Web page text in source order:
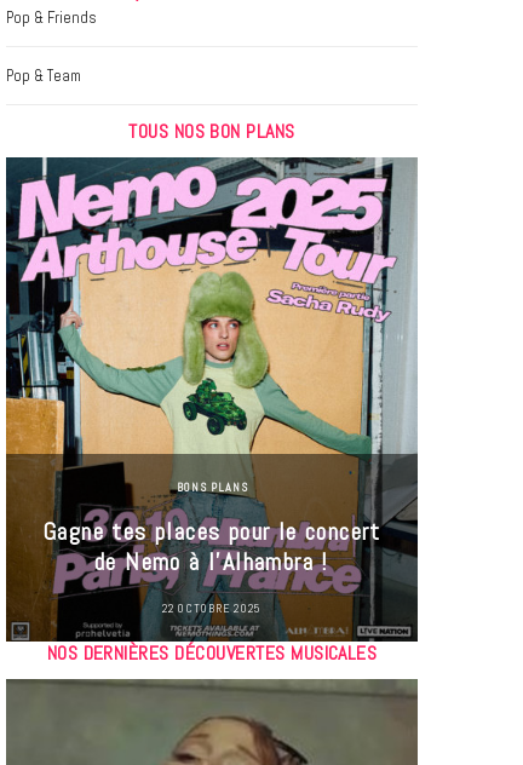
Pop & Friends
Pop & Team
TOUS NOS BON PLANS
BONS PLANS
Gagne tes places pour le concert
de Nemo à l’Alhambra !
22 OCTOBRE 2025
NOS DERNIÈRES DÉCOUVERTES MUSICALES